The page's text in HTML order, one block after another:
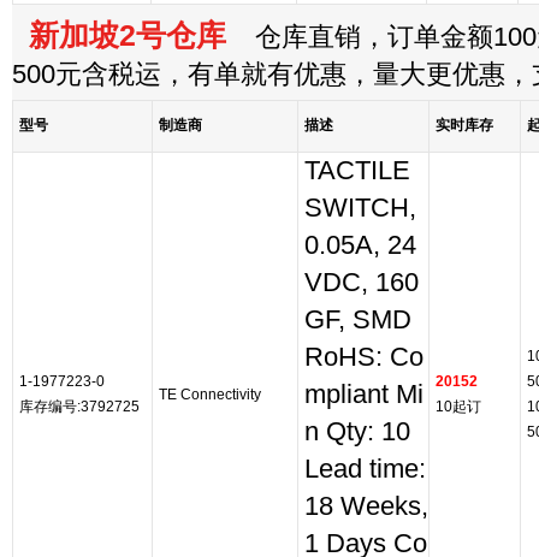
新加坡2号仓库 仓库直销，订单金额
500元含税运，有单就有优惠，量大更优惠
型号 制造商 描述 实时库存
1-1977223-0
库存编号:3792725
TE Connectivity
TACTILE
SWITCH,
0.05A, 24
VDC, 160
GF, SMD
RoHS: Co
mpliant Mi
n Qty: 10
Lead time:
18 Weeks,
1 Days Co
20152
10起订